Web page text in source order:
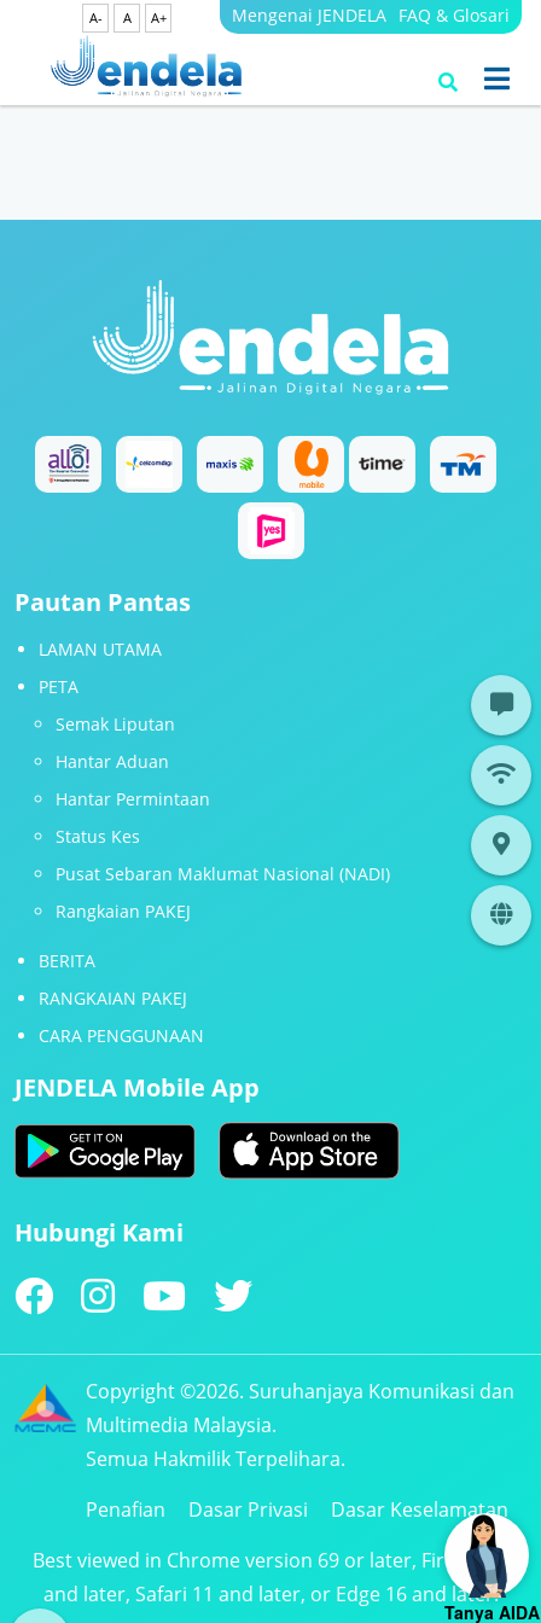
A- A A+ Mengenai JENDELA FAQ & Glosari
Search Results
Pautan Pantas
LAMAN UTAMA
PETA
Semak Liputan
Hantar Aduan
Hantar Permintaan
Status Kes
Pusat Sebaran Maklumat Nasional (NADI)
Rangkaian PAKEJ
BERITA
RANGKAIAN PAKEJ
CARA PENGGUNAAN
JENDELA Mobile App
Hubungi Kami
Copyright ©2026. Suruhanjaya Komunikasi dan
Multimedia Malaysia.
Semua Hakmilik Terpelihara.
Penafian
Dasar Privasi
Dasar Keselamatan
Best viewed in Chrome version 69 or later, Firefox 61
and later, Safari 11 and later, or Edge 16 and later.